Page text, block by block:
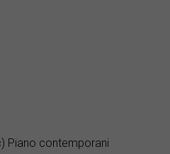
Piano contemporani